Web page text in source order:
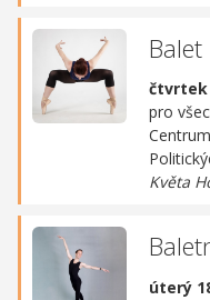
Balet
čtvrtek
pro
Květa
úterý